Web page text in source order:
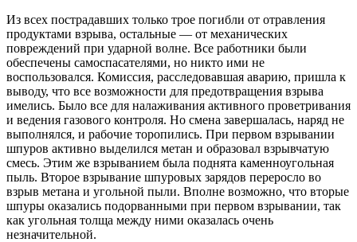
Из всех пострадавших только трое погибли от отравления
продуктами взрыва, остальные — от механических
повреждений при ударной волне. Все работники были
обеспечены самоспасателями, но никто ими не
воспользовался. Комиссия, расследовавшая аварию, пришла к
выводу, что все возможности для предотвращения взрыва
имелись. Было все для налаживания активного проветривания
и ведения газового контроля. Но смена завершалась, наряд не
выполнялся, и рабочие торопились. При первом взрывании
шпуров активно выделился метан и образовал взрывчатую
смесь. Этим же взрыванием была поднята каменноугольная
пыль. Второе взрывание шпуровых зарядов переросло во
взрыв метана и угольной пыли. Вполне возможно, что вторые
шпуры оказались подорванными при первом взрывании, так
как угольная толща между ними оказалась очень
незначительной.